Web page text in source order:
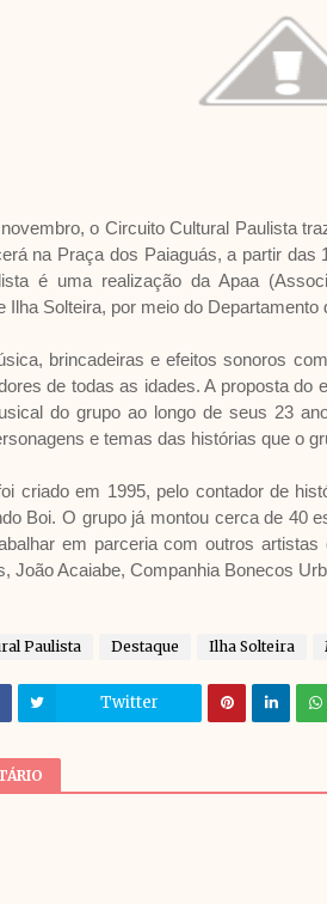
o Circuito Cultural Paulista
na Praça dos Paiaguás, a partir
é uma realização da Apaa
Ilha Solteira, por meio do Departamento
brincadeiras e efeitos sonoros
de todas as idades. A proposta
do grupo ao longo de seus 23
e temas das histórias que o
criado em 1995, pelo contador de
Boi. O grupo já montou cerca de 40
em parceria com outros
João Acaiabe, Companhia Bonecos
Paulista Destaque Ilha Solteira
Twitter